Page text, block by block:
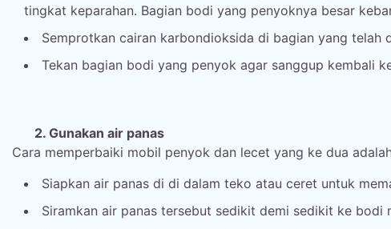
tingkat keparahan. Bagian bodi yang penyoknya besar
Semprotkan cairan karbondioksida di bagian yang telah
Tekan bagian bodi yang penyok agar sanggup kembali
2. Gunakan air panas
Cara memperbaiki mobil penyok dan lecet yang ke dua
Siapkan air panas di di dalam teko atau ceret untuk
Siramkan air panas tersebut sedikit demi sedikit ke bodi